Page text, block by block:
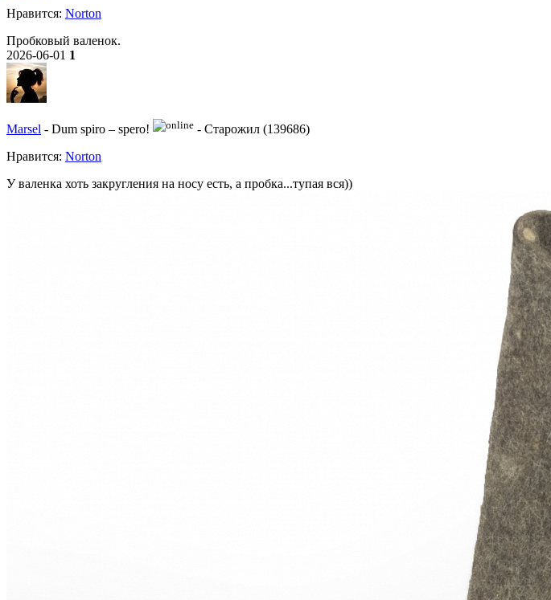
Нравитcя: Norton
Пробковый валенок.
2026-06-01 1
Marsel - Dum spiro – spero! - Старожил (139686)
Нравитcя: Norton
У валенка хоть закругления на носу есть, а пробка...тупая вся))